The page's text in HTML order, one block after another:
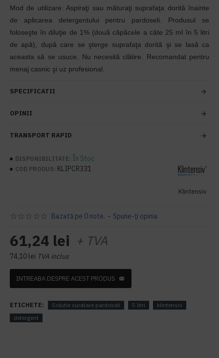
Mod de utilizare: Aspiraţi sau măturaţi suprafaţa dorită înainte
de aplicarea detergentului pentru pardoseli. Produsul se
foloseşte în diluţie de 1% (două căpăcele a câte 25 ml în 5 litri
de apă), după care se şterge suprafaţa dorită şi se lasă ca
aceasta să se usuce. Nu necesită clătire. Recomandat pentru
menaj casnic şi uz profesional.
SPECIFICATII
OPINII
TRANSPORT RAPID
DISPONIBILITATE: În Stoc
COD PRODUS: KLIPCR331
Klintensiv
Bazată pe 0 note. - Spune-ţi opinia
61,24 lei + TVA
74,10 lei TVA inclus
INTREABA DESPRE ACEST PRODUS
ETICHETE: Solutie curatare pardoseli 5 litri
klintensiv
detergent